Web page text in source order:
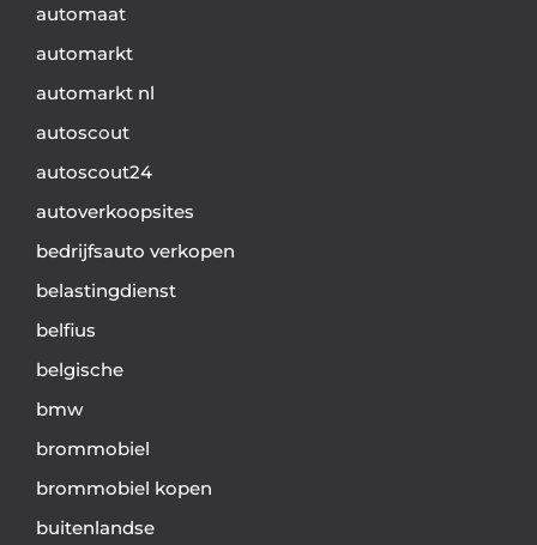
automaat
automarkt
automarkt nl
autoscout
autoscout24
autoverkoopsites
bedrijfsauto verkopen
belastingdienst
belfius
belgische
bmw
brommobiel
brommobiel kopen
buitenlandse